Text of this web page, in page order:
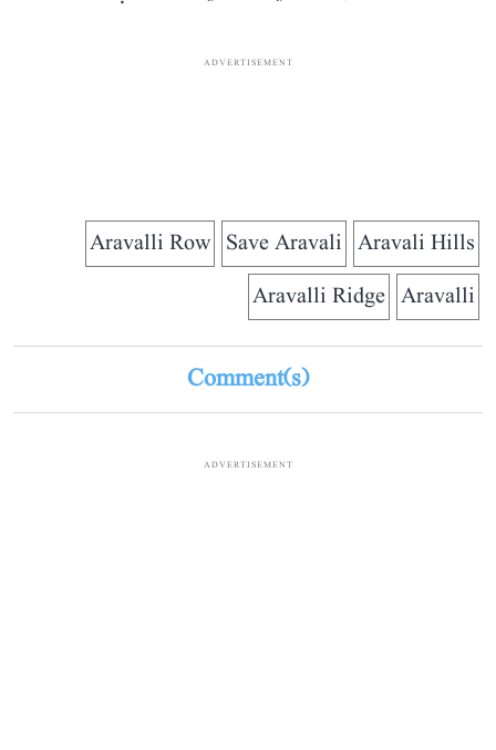
ADVERTISEMENT
Aravali Hills
Save Aravali
Aravalli Row
Aravalli
Aravalli Ridge
Comment(s)
ADVERTISEMENT